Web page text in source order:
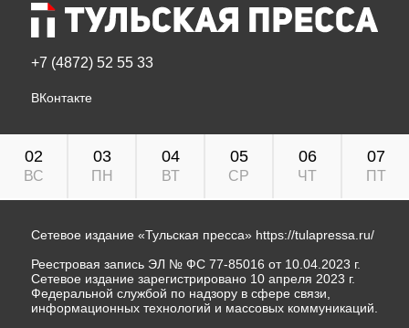
+7 (4872) 52 55 33
ВКонтакте
02
ВС
03
ПН
04
ВТ
05
СР
06
ЧТ
07
ПТ
Сетевое издание «Тульская пресса» https://tulapressa.ru/
Реестровая запись ЭЛ № ФС 77-85016 от 10.04.2023 г.
Сетевое издание зарегистрировано 10 апреля 2023 г.
Федеральной службой по надзору в сфере связи,
информационных технологий и массовых коммуникаций.